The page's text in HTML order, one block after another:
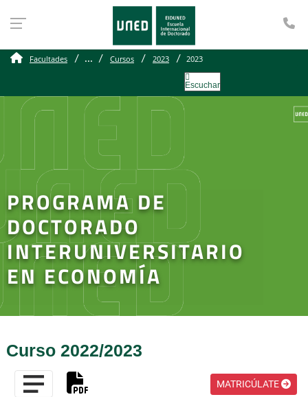
Facultades ... Cursos 2023 2023
Escuchar
PROGRAMA DE
DOCTORADO
INTERUNIVERSITARIO
EN ECONOMÍA
Curso 2022/2023
MATRICÚLATE